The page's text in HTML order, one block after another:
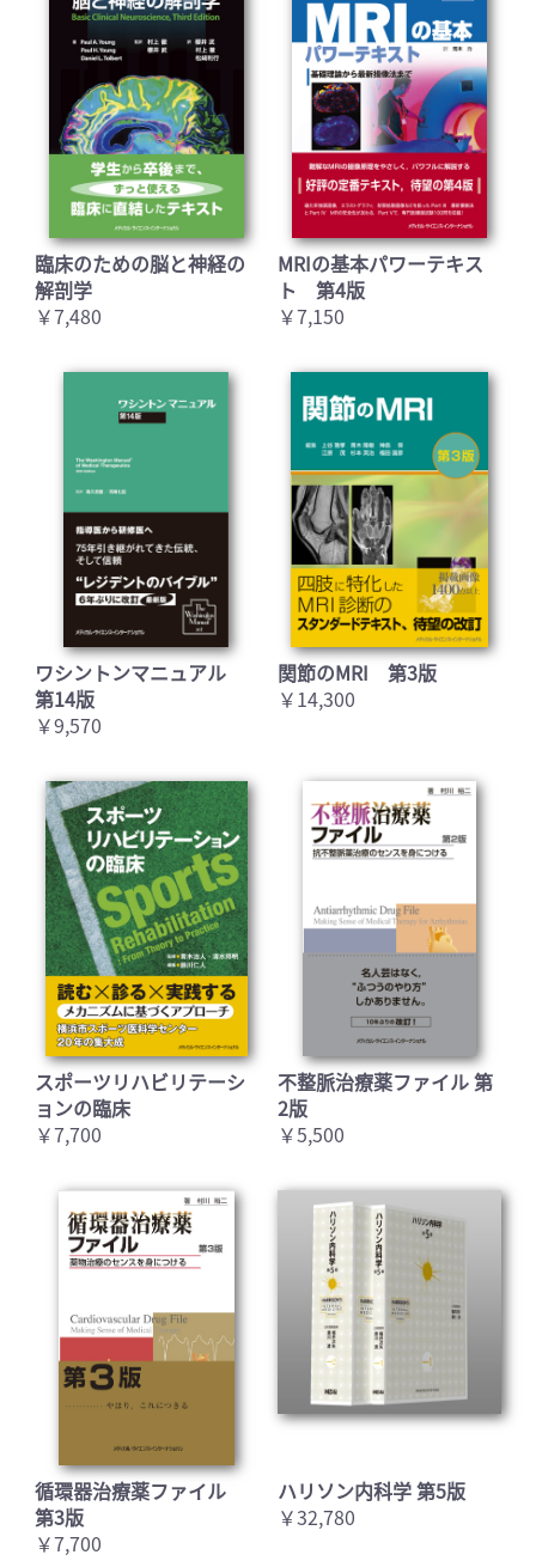
臨床のための脳と神経の
解剖学
￥7,480
MRIの基本パワーテキス
ト 第4版
￥7,150
ワシントンマニュアル
第14版
￥9,570
関節のMRI 第3版
￥14,300
スポーツリハビリテーシ
ョンの臨床
￥7,700
不整脈治療薬ファイル 第
2版
￥5,500
循環器治療薬ファイル
第3版
￥7,700
ハリソン内科学 第5版
￥32,780